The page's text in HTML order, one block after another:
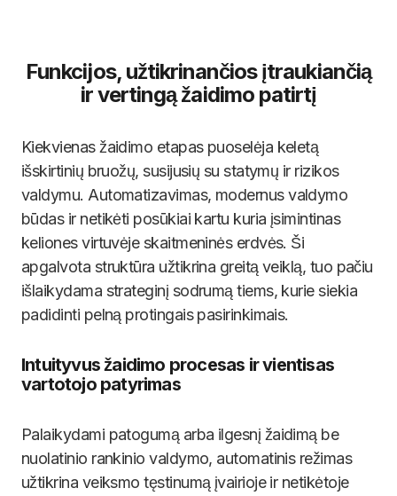
Funkcijos, užtikrinančios įtraukiančią
ir vertingą žaidimo patirtį
Kiekvienas žaidimo etapas puoselėja keletą
išskirtinių bruožų, susijusių su statymų ir rizikos
valdymu. Automatizavimas, modernus valdymo
būdas ir netikėti posūkiai kartu kuria įsimintinas
keliones virtuvėje skaitmeninės erdvės. Ši
apgalvota struktūra užtikrina greitą veiklą, tuo pačiu
išlaikydama strateginį sodrumą tiems, kurie siekia
padidinti pelną protingais pasirinkimais.
Intuityvus žaidimo procesas ir vientisas
vartotojo patyrimas
Palaikydami patogumą arba ilgesnį žaidimą be
nuolatinio rankinio valdymo, automatinis režimas
užtikrina veiksmo tęstinumą įvairioje ir netikėtoje